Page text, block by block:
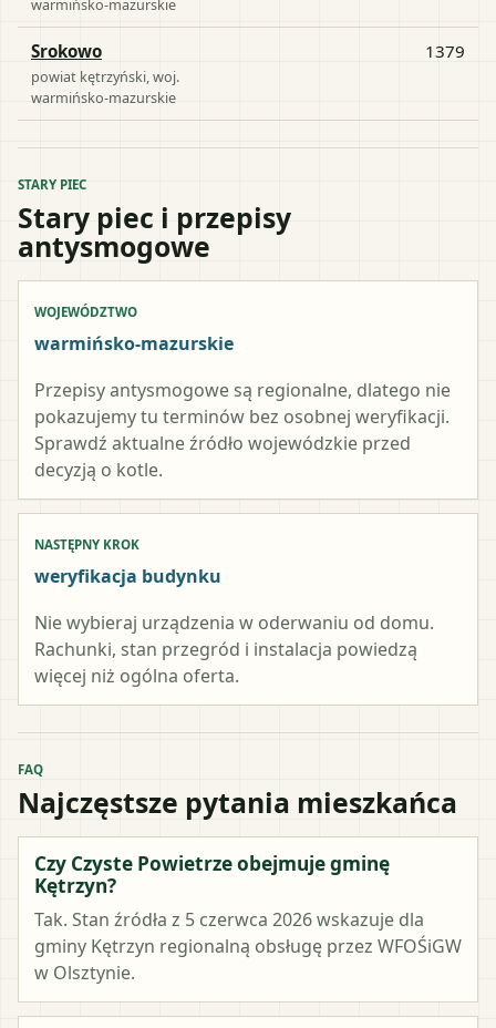
Srokowo
powiat kętrzyński , woj.
warmińsko-mazurskie
1379
STARY PIEC
Stary piec i przepisy
antysmogowe
WOJEWÓDZTWO
warmińsko-mazurskie
Przepisy antysmogowe są regionalne, dlatego nie
pokazujemy tu terminów bez osobnej weryfikacji.
Sprawdź aktualne źródło wojewódzkie przed
decyzją o kotle.
NASTĘPNY KROK
weryfikacja budynku
Nie wybieraj urządzenia w oderwaniu od domu.
Rachunki, stan przegród i instalacja powiedzą
więcej niż ogólna oferta.
FAQ
Najczęstsze pytania mieszkańca
Czy Czyste Powietrze obejmuje gminę
Kętrzyn?
Tak. Stan źródła z 5 czerwca 2026 wskazuje dla
gminy Kętrzyn regionalną obsługę przez WFOŚiGW
w Olsztynie.